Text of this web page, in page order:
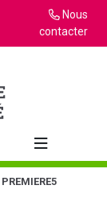
Nous
contacter
Afficher la
PREMIERE5